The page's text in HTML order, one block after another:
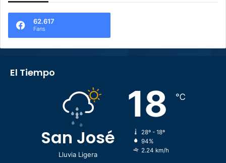
62.617
Fans
El Tiempo
San José
Lluvia Ligera
18 ℃
28º - 18º
94%
2.24 km/h